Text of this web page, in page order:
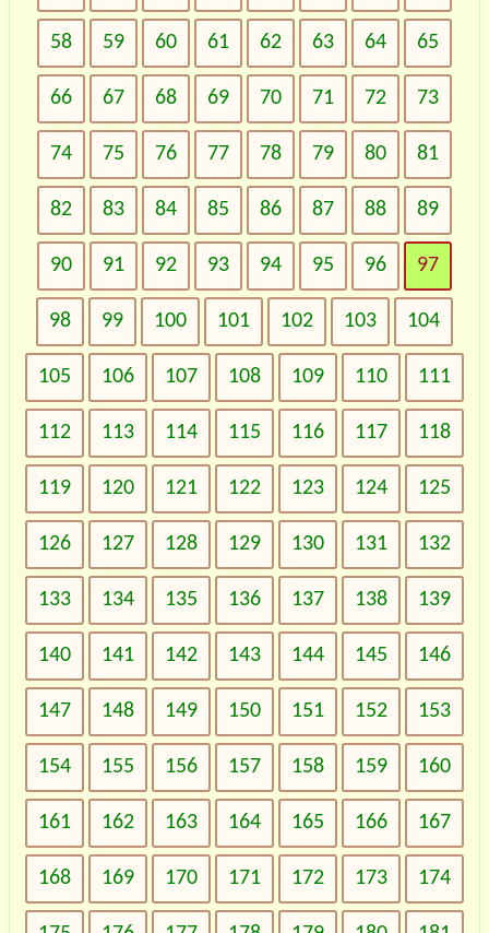
58 59 60 61 62 63 64 65
66 67 68 69 70 71 72 73
74 75 76 77 78 79 80 81
82 83 84 85 86 87 88 89
90 91 92 93 94 95 96 97
98 99 100 101 102 103 104
105 106 107 108 109 110 111
112 113 114 115 116 117 118
119 120 121 122 123 124 125
126 127 128 129 130 131 132
133 134 135 136 137 138 139
140 141 142 143 144 145 146
147 148 149 150 151 152 153
154 155 156 157 158 159 160
161 162 163 164 165 166 167
168 169 170 171 172 173 174